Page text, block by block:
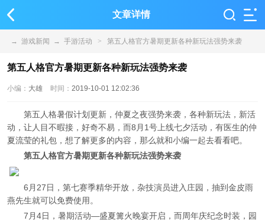
文章详情
→ 游戏新闻 → 手游活动 > 第五人格官方暑期更新各种新玩法强势来袭
第五人格官方暑期更新各种新玩法强势来袭
小编： 大雄 时间： 2019-10-01 12:02:36
第五人格暑假计划更新，仲夏之夜强势来袭，各种新玩法，新活
动，让人目不暇接，好奇不易，而8月1号上线七夕活动，有医生的仲
夏流莹的礼包，想了解更多的内容，那么就和小编一起去看看吧。
第五人格官方暑期更新各种新玩法强势来袭
6月27日，第七赛季精华开放，杂技演员进入庄园，抽到金皮雨
燕先生就可以免费使用。
7月4日，暑期活动—盛夏篝火晚宴开启，而周年庆纪念时装，园